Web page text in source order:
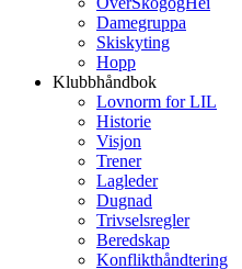
Damegruppa
Skiskyting
Hopp
Klubbhåndbok
Lovnorm for LIL
Historie
Visjon
Trener
Lagleder
Dugnad
Trivselsregler
Beredskap
Konflikthåndtering